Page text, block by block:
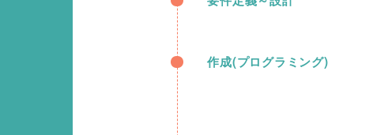
作成(プログラミング)